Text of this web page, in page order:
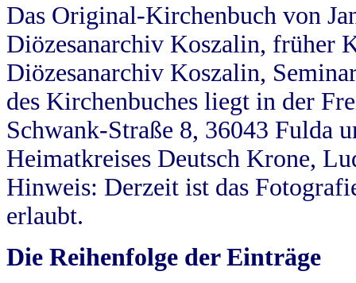
Das Original-Kirchenbuch von
Diözesanarchiv Koszalin, früher
Diözesanarchiv Koszalin,
des Kirchenbuches liegt in der
Schwank-Straße 8, 36043 Fulda
Heimatkreises Deutsch Krone,
Hinweis: Derzeit ist das
erlaubt.
Die Reihenfolge der Einträge